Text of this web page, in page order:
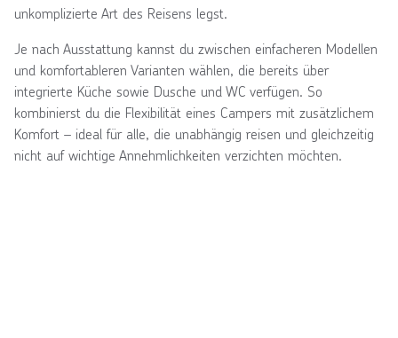
unkomplizierte Art des Reisens legst.
Je nach Ausstattung kannst du zwischen einfacheren Modellen
und komfortableren Varianten wählen, die bereits über
integrierte Küche sowie Dusche und WC verfügen. So
kombinierst du die Flexibilität eines Campers mit zusätzlichem
Komfort – ideal für alle, die unabhängig reisen und gleichzeitig
nicht auf wichtige Annehmlichkeiten verzichten möchten.